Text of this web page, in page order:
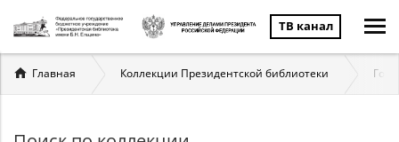
ТВ канал
Вы
здесь
Главная Коллекции Президентской библиотеки